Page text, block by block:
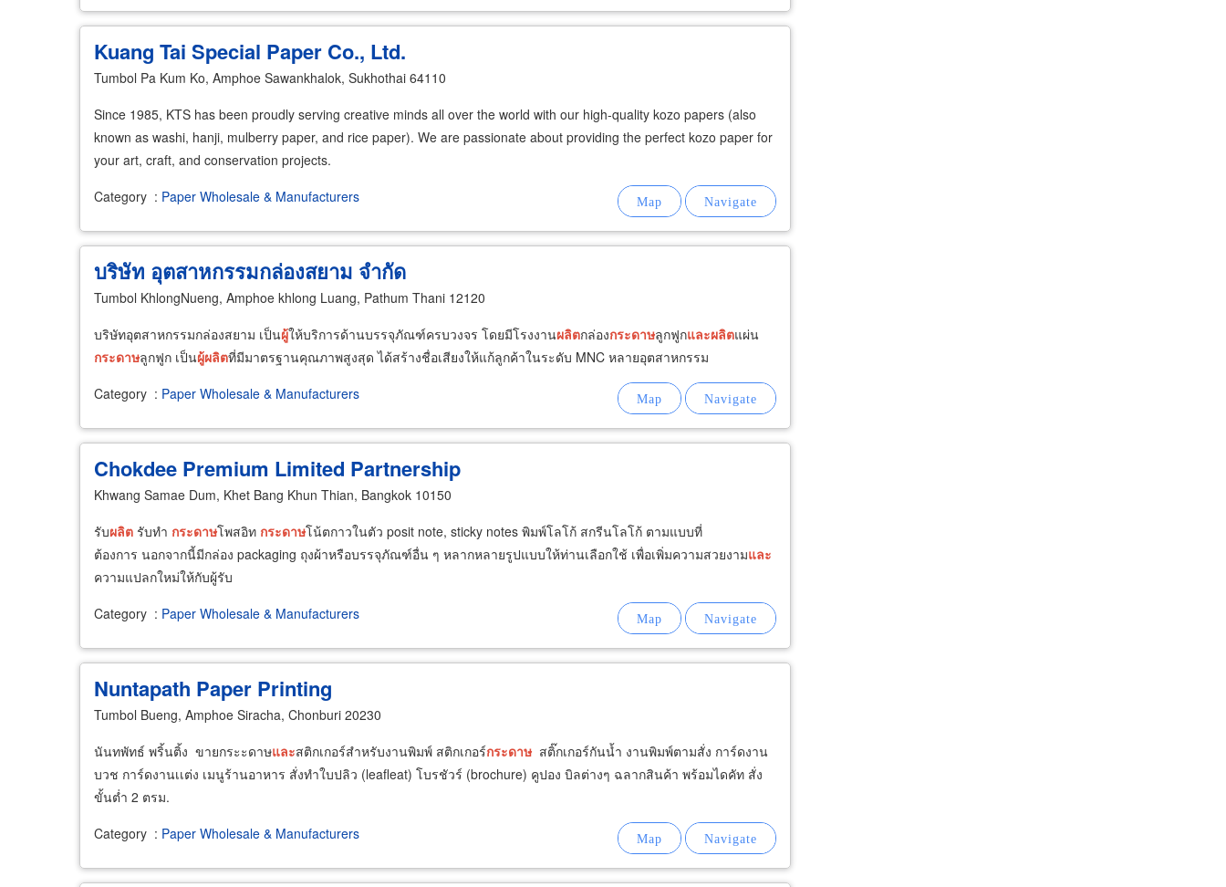
Kuang Tai Special Paper Co., Ltd.
Tumbol Pa Kum Ko, Amphoe Sawankhalok, Sukhothai 64110
Since 1985, KTS has been proudly serving creative minds all over the world with our high-quality kozo papers (also
known as washi, hanji, mulberry paper, and rice paper). We are passionate about providing the perfect kozo paper for
your art, craft, and conservation projects.
Category : Paper Wholesale & Manufacturers
บริษัท อุตสาหกรรมกล่องสยาม จำกัด
Tumbol KhlongNueng, Amphoe khlong Luang, Pathum Thani 12120
บริษัทอุตสาหกรรมกล่องสยาม เป็นผู้ให้บริการด้านบรรจุภัณฑ์ครบวงจร โดยมีโรงงานผลิตกล่องกระดาษลูกฟูกและผลิตแผ่น
กระดาษลูกฟูก เป็นผู้ผลิตที่มีมาตรฐานคุณภาพสูงสุด ได้สร้างชื่อเสียงให้แก้ลูกค้าในระดับ MNC หลายอุตสาหกรรม
Category : Paper Wholesale & Manufacturers
Chokdee Premium Limited Partnership
Khwang Samae Dum, Khet Bang Khun Thian, Bangkok 10150
รับผลิต รับทำ กระดาษโพสอิท กระดาษโน้ตกาวในตัว posit note, sticky notes พิมพ์โลโก้ สกรีนโลโก้ ตามแบบที่
ต้องการ นอกจากนี้มีกล่อง packaging ถุงผ้าหรือบรรจุภัณฑ์อื่น ๆ หลากหลายรูปแบบให้ท่านเลือกใช้ เพื่อเพิ่มความสวยงามและ
ความแปลกใหม่ให้กับผู้รับ
Category : Paper Wholesale & Manufacturers
Nuntapath Paper Printing
Tumbol Bueng, Amphoe Siracha, Chonburi 20230
นันทพัทธ์ พริ้นติ้ง ขายกระะดาษและสติกเกอร์สำหรับงานพิมพ์ สติกเกอร์กระดาษ สติ๊กเกอร์กันน้ำ งานพิมพ์ตามสั่ง การ์ดงาน
บวช การ์ดงานเเต่ง เมนูร้านอาหาร สั่งทำใบปลิว (leafleat) โบรชัวร์ (brochure) คูปอง บิลต่างๆ ฉลากสินค้า พร้อมไดคัท สั่ง
ขั้นต่ำ 2 ตรม.
Category : Paper Wholesale & Manufacturers